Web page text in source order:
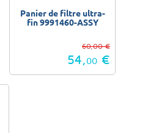
Panier de filtre ultra-
fin 9991460-ASSY
60,00 €
54,00 €